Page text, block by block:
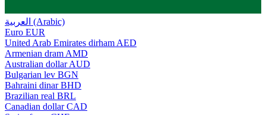
العربية (Arabic)
Euro EUR
United Arab Emirates dirham AED
Armenian dram AMD
Australian dollar AUD
Bulgarian lev BGN
Bahraini dinar BHD
Brazilian real BRL
Canadian dollar CAD